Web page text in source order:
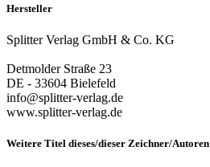
Hersteller
Splitter Verlag GmbH & Co. KG
Detmolder Straße 23
DE - 33604 Bielefeld
info@splitter-verlag.de
www.splitter-verlag.de
Weitere Titel dieses/dieser Zeichner/Autoren